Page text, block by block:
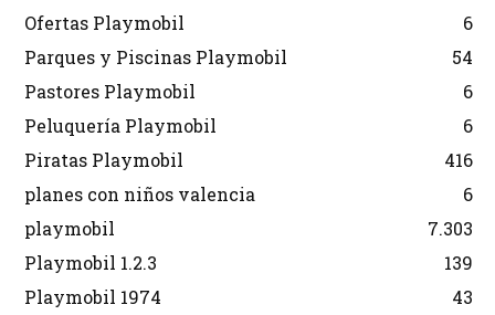
Ofertas Playmobil
6
Parques y Piscinas Playmobil
54
Pastores Playmobil
6
Peluquería Playmobil
6
Piratas Playmobil
416
planes con niños valencia
6
playmobil
7.303
Playmobil 1.2.3
139
Playmobil 1974
43